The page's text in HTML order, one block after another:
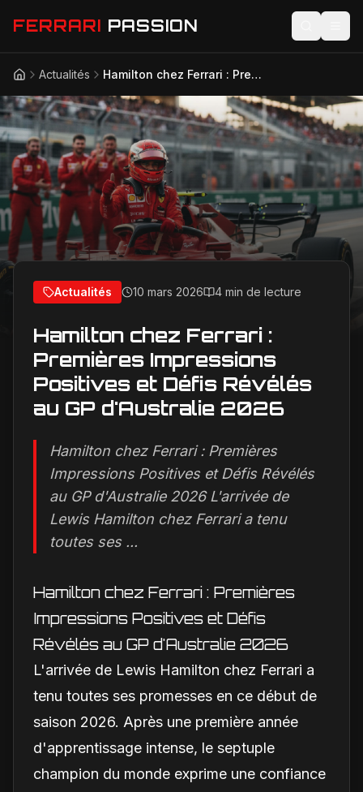
FERRARI PASSION
Actualités
Modèles
Compétition
Technologie
Lifestyle
AccueilActualités Hamilton chez Ferrari : Premières Impressions Positives et Défis Révélés au GP d'Australie 2026
Actualités 10 mars 2026 4 min de lecture
Hamilton chez Ferrari :
Premières Impressions
Positives et Défis Révélés
au GP d'Australie 2026
Hamilton chez Ferrari : Premières
Impressions Positives et Défis Révélés
au GP d'Australie 2026 L'arrivée de
Lewis Hamilton chez Ferrari a tenu
toutes ses ...
Hamilton chez Ferrari : Premières
Impressions Positives et Défis
Révélés au GP d'Australie 2026
L'arrivée de Lewis Hamilton chez Ferrari a
tenu toutes ses promesses en ce début de
saison 2026. Après une première année
d'apprentissage intense, le septuple
champion du monde exprime une confiance